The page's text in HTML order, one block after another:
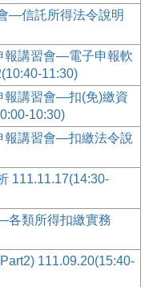
—信託所得法令說明
報講習會—電子申報軟
11:30)
報講習會—扣(免)繳資
10:30)
報講習會—扣繳法令說
111.11.17(14:30-
各類所得扣繳實務
111.09.20(15:40-